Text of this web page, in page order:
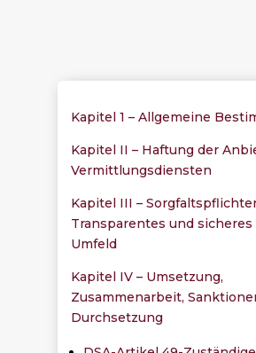
Kapitel 1 – Allgemeine
Kapitel II – Haftung der
Vermittlungsdiensten
Kapitel III –
Transparentes und
Umfeld
Kapitel IV – Umsetzung,
Zusammenarbeit,
Durchsetzung